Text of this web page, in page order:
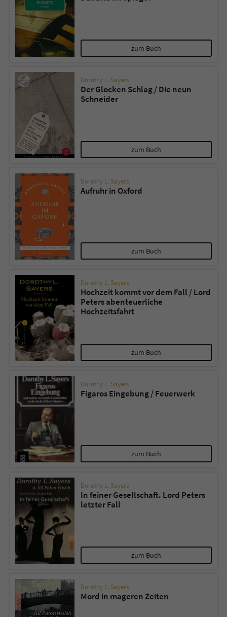
zum Buch
Dorothy L. Sayers
Der Glocken Schlag / Die neun
Schneider
zum Buch
Dorothy L. Sayers
Aufruhr in Oxford
zum Buch
Dorothy L. Sayers
Hochzeit kommt vor dem Fall / Lord
Peters abenteuerliche
Hochzeitsfahrt
zum Buch
Dorothy L. Sayers
Figaros Eingebung / Feuerwerk
zum Buch
Dorothy L. Sayers
In feiner Gesellschaft. Lord Peters
letzter Fall
zum Buch
Dorothy L. Sayers
Mord in mageren Zeiten